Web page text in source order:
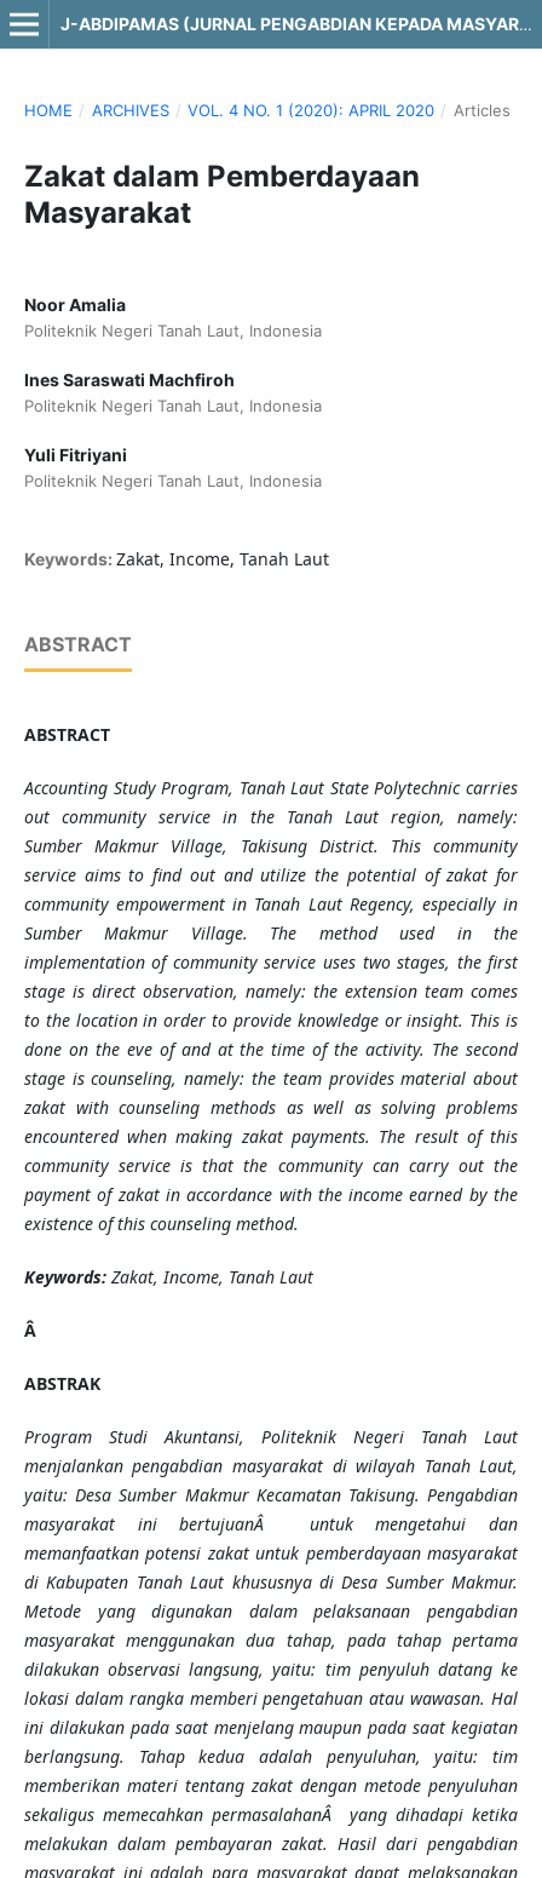
J-ABDIPAMAS (JURNAL PENGABDIAN KEPADA MASYARAKAT)
HOME / ARCHIVES / VOL. 4 NO. 1 (2020): APRIL 2020 / Articles
Zakat dalam Pemberdayaan
Masyarakat
Noor Amalia
Politeknik Negeri Tanah Laut, Indonesia
Ines Saraswati Machfiroh
Politeknik Negeri Tanah Laut, Indonesia
Yuli Fitriyani
Politeknik Negeri Tanah Laut, Indonesia
Keywords: Zakat, Income, Tanah Laut
ABSTRACT
ABSTRACT
Accounting Study Program, Tanah Laut State Polytechnic carries
out community service in the Tanah Laut region, namely:
Sumber Makmur Village, Takisung District. This community
service aims to find out and utilize the potential of zakat for
community empowerment in Tanah Laut Regency, especially in
Sumber Makmur Village. The method used in the
implementation of community service uses two stages, the first
stage is direct observation, namely: the extension team comes
to the location in order to provide knowledge or insight. This is
done on the eve of and at the time of the activity. The second
stage is counseling, namely: the team provides material about
zakat with counseling methods as well as solving problems
encountered when making zakat payments. The result of this
community service is that the community can carry out the
payment of zakat in accordance with the income earned by the
existence of this counseling method.
Keywords:Zakat,Income, Tanah Laut
Â
ABSTRAK
Program Studi Akuntansi, Politeknik Negeri Tanah Laut
menjalankan pengabdian masyarakat di wilayah Tanah Laut,
yaitu: Desa Sumber Makmur Kecamatan Takisung. Pengabdian
masyarakat ini bertujuanÂ untuk mengetahui dan
memanfaatkan potensi zakat untuk pemberdayaan masyarakat
di Kabupaten Tanah Laut khususnya di Desa Sumber Makmur.
Metode yang digunakan dalam pelaksanaan pengabdian
masyarakat menggunakan dua tahap, pada tahap pertama
dilakukan observasi langsung, yaitu: tim penyuluh datang ke
lokasi dalam rangka memberi pengetahuan atau wawasan. Hal
ini dilakukan pada saat menjelang maupun pada saat kegiatan
berlangsung. Tahap kedua adalah penyuluhan, yaitu: tim
memberikan materi tentang zakat dengan metode penyuluhan
sekaligus memecahkan permasalahanÂ yang dihadapi ketika
melakukan dalam pembayaran zakat. Hasil dari pengabdian
masyarakat ini adalah para masyarakat dapat melaksanakan